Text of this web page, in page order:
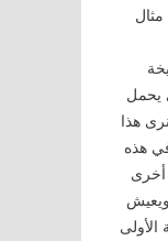
يحمل
هذا
هذه
أخرى
الأولى